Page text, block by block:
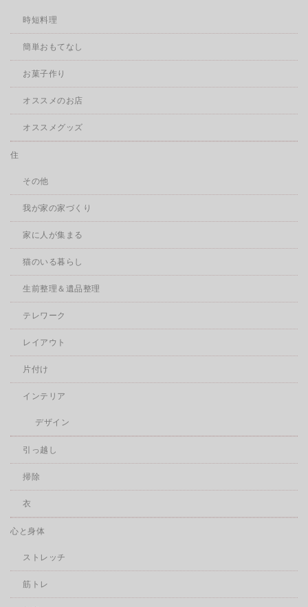
時短料理
簡単おもてなし
お菓子作り
オススメのお店
オススメグッズ
住
その他
我が家の家づくり
家に人が集まる
猫のいる暮らし
生前整理＆遺品整理
テレワーク
レイアウト
片付け
インテリア
デザイン
引っ越し
掃除
衣
心と身体
ストレッチ
筋トレ